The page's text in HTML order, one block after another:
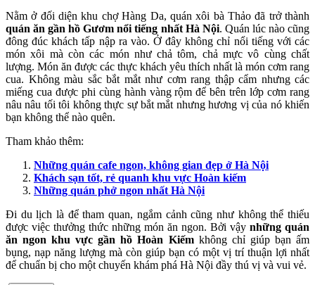
Nằm ở đối diện khu chợ Hàng Da, quán xôi bà Thảo đã trở thành
quán ăn gần hồ Gươm nổi tiếng nhất Hà Nội. Quán lúc nào cũng
đông đúc khách tấp nập ra vào. Ở đây không chỉ nổi tiếng với các
món xôi mà còn các món như chả tôm, chả mực vô cùng chất
lượng. Món ăn được các thực khách yêu thích nhất là món cơm rang
cua. Không màu sắc bắt mắt như cơm rang thập cẩm nhưng các
miếng cua được phi cùng hành vàng rộm để bên trên lớp cơm rang
nâu nâu tối tôi không thực sự bắt mắt nhưng hương vị của nó khiến
bạn không thể nào quên.
Tham khảo thêm:
Những quán cafe ngon, không gian đẹp ở Hà Nội
Khách sạn tốt, rẻ quanh khu vực Hoàn kiếm
Những quán phở ngon nhất Hà Nội
Đi du lịch là để tham quan, ngắm cảnh cũng như không thể thiếu
được việc thưởng thức những món ăn ngon. Bởi vậy những quán
ăn ngon khu vực gần hồ Hoàn Kiếm không chỉ giúp bạn ấm
bụng, nạp năng lượng mà còn giúp bạn có một vị trí thuận lợi nhất
để chuẩn bị cho một chuyến khám phá Hà Nội đầy thú vị và vui vẻ.